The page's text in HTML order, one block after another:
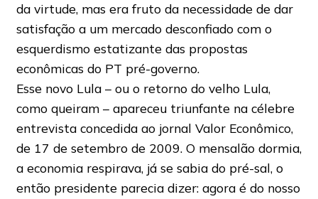
da virtude, mas era fruto da necessidade de dar
satisfação a um mercado desconfiado com o
esquerdismo estatizante das propostas
econômicas do PT pré-governo.
Esse novo Lula – ou o retorno do velho Lula,
como queiram – apareceu triunfante na célebre
entrevista concedida ao jornal Valor Econômico,
de 17 de setembro de 2009. O mensalão dormia,
a economia respirava, já se sabia do pré-sal, o
então presidente parecia dizer: agora é do nosso